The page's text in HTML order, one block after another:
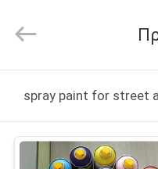
ΠΡΟΪΌΝΤΑ
INDUSTRY
Rights
spray paint for street